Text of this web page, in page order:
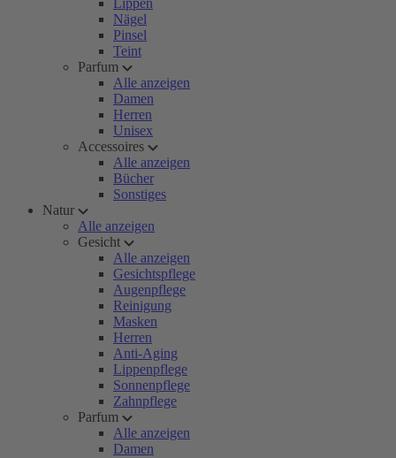
Lippen
Nägel
Pinsel
Teint
Parfum
Alle anzeigen
Damen
Herren
Unisex
Accessoires
Alle anzeigen
Bücher
Sonstiges
Natur
Alle anzeigen
Gesicht
Alle anzeigen
Gesichtspflege
Augenpflege
Reinigung
Masken
Herren
Anti-Aging
Lippenpflege
Sonnenpflege
Zahnpflege
Parfum
Alle anzeigen
Damen